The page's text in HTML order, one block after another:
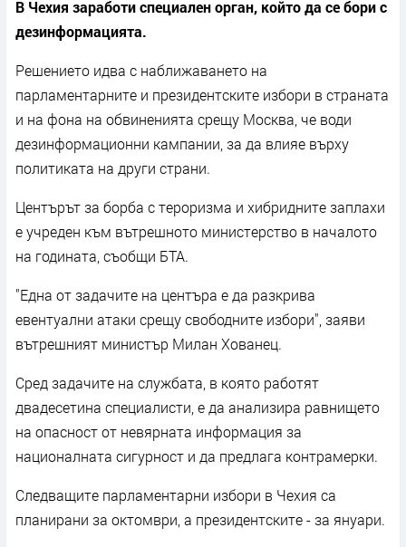
В Чехия заработи специален орган, който да се бори с
дезинформацията.
Решението идва с наближаването на
парламентарните и президентските избори в страната
и на фона на обвиненията срещу Москва, че води
дезинформационни кампании, за да влияе върху
политиката на други страни.
Центърът за борба с тероризма и хибридните заплахи
е учреден към вътрешното министерство в началото
на годината, съобщи БТА.
"Една от задачите на центъра е да разкрива
евентуални атаки срещу свободните избори", заяви
вътрешният министър Милан Хованец.
Сред задачите на службата, в която работят
двадесетина специалисти, е да анализира равнището
на опасност от невярната информация за
националната сигурност и да предлага контрамерки.
Следващите парламентарни избори в Чехия са
планирани за октомври, а президентските - за януари.